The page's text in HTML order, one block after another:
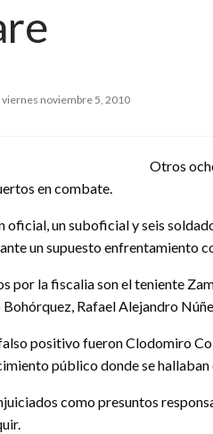
Publicado
viernes noviembre 5, 2010
Otros
en combate.
oficial, un suboficial y seis
un supuesto enfrentamiento
por la fiscalia son el teniente
Rafael Alejandro
positivo fueron Clodomiro
público donde se
como presuntos